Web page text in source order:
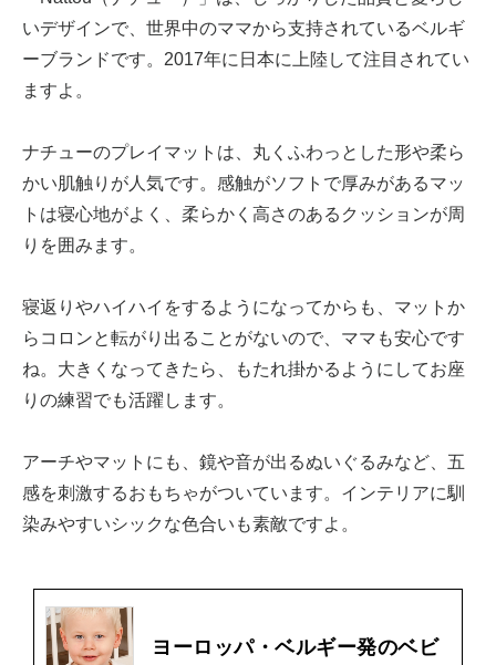
いデザインで、世界中のママから支持されているベルギ
ーブランドです。2017年に日本に上陸して注目されてい
ますよ。
ナチューのプレイマットは、丸くふわっとした形や柔ら
かい肌触りが人気です。感触がソフトで厚みがあるマッ
トは寝心地がよく、柔らかく高さのあるクッションが周
りを囲みます。
寝返りやハイハイをするようになってからも、マットか
らコロンと転がり出ることがないので、ママも安心です
ね。大きくなってきたら、もたれ掛かるようにしてお座
りの練習でも活躍します。
アーチやマットにも、鏡や音が出るぬいぐるみなど、五
感を刺激するおもちゃがついています。インテリアに馴
染みやすいシックな色合いも素敵ですよ。
ヨーロッパ・ベルギー発のベビ